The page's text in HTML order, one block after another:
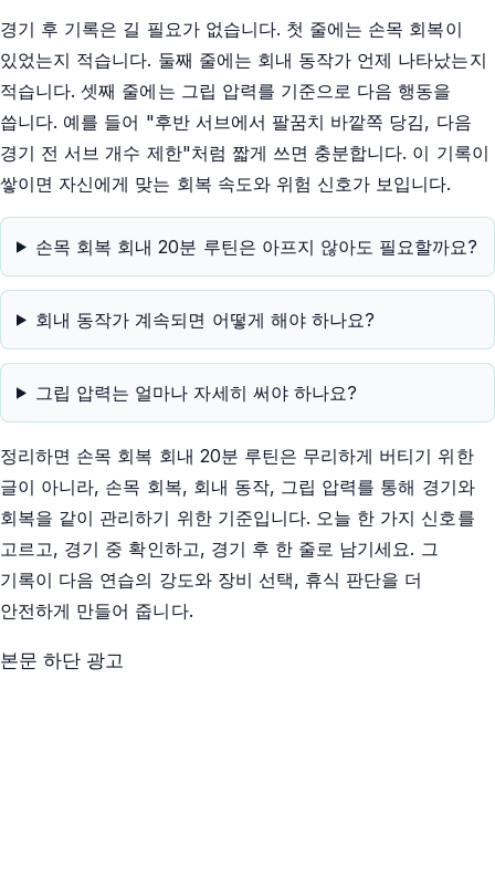
경기 후 기록은 길 필요가 없습니다. 첫 줄에는 손목 회복이
있었는지 적습니다. 둘째 줄에는 회내 동작가 언제 나타났는지
적습니다. 셋째 줄에는 그립 압력를 기준으로 다음 행동을
씁니다. 예를 들어 "후반 서브에서 팔꿈치 바깥쪽 당김, 다음
경기 전 서브 개수 제한"처럼 짧게 쓰면 충분합니다. 이 기록이
쌓이면 자신에게 맞는 회복 속도와 위험 신호가 보입니다.
손목 회복 회내 20분 루틴은 아프지 않아도 필요할까요?
회내 동작가 계속되면 어떻게 해야 하나요?
그립 압력는 얼마나 자세히 써야 하나요?
정리하면 손목 회복 회내 20분 루틴은 무리하게 버티기 위한
글이 아니라, 손목 회복, 회내 동작, 그립 압력를 통해 경기와
회복을 같이 관리하기 위한 기준입니다. 오늘 한 가지 신호를
고르고, 경기 중 확인하고, 경기 후 한 줄로 남기세요. 그
기록이 다음 연습의 강도와 장비 선택, 휴식 판단을 더
안전하게 만들어 줍니다.
본문 하단 광고